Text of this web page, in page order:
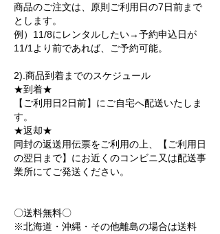
商品のご注文は、原則ご利用日の7日前まで
とします。
例）11/8にレンタルしたい→予約申込日が
11/1より前であれば、ご予約可能。
2).商品到着までのスケジュール
★到着★
【ご利用日2日前】にご自宅へ配送いたしま
す。
★返却★
同封の返送用伝票をご利用の上、【ご利用日
の翌日まで】にお近くのコンビニ又は配送事
業所にてご発送ください。
〇送料無料〇
※北海道・沖縄・その他離島の場合は送料